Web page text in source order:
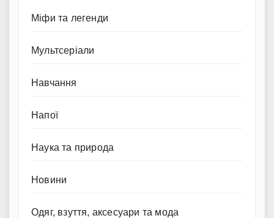
Міфи та легенди
Мультсеріали
Навчання
Напої
Наука та природа
Новини
Одяг, взуття, аксесуари та мода